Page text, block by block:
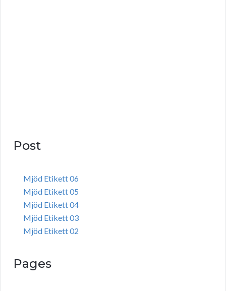
Post
Mjöd Etikett 06
Mjöd Etikett 05
Mjöd Etikett 04
Mjöd Etikett 03
Mjöd Etikett 02
Pages